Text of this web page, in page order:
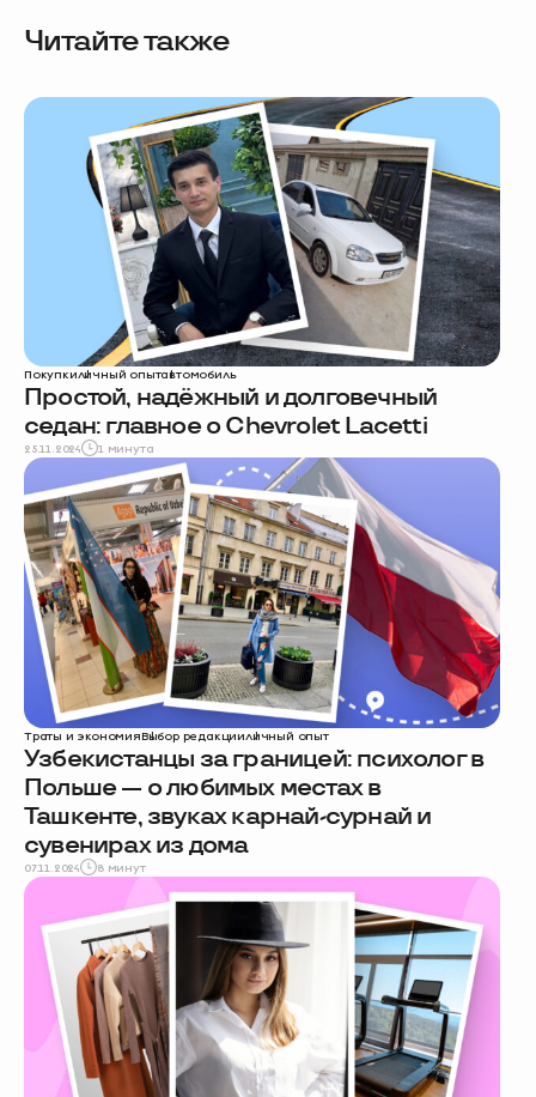
Читайте также
Покупкиличный опытавтомобиль
Простой, надёжный и долговечный
седан: главное о Chevrolet Lacetti
25.11.2024 1 минута
Траты и экономияВыбор редакцииличный опыт
Узбекистанцы за границей: психолог в
Польше — о любимых местах в
Ташкенте, звуках карнай-сурнай и
сувенирах из дома
07.11.2024 8 минут